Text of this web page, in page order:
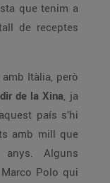
que tenim a
de receptes
Itàlia, però
de la Xina, ja
país s’hi
amb mill que
Alguns
Polo qui